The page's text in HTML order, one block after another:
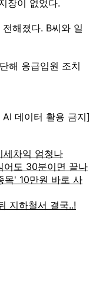
장이 없었다.
해졌다. B씨와 일
해 응급입원 조치
데이터 활용 금지]